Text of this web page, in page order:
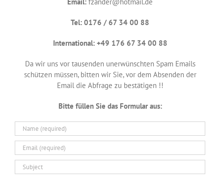
Tel: 0176 / 67 34 00 88
International: +49 176 67 34 00 88
Da wir uns vor tausenden unerwünschten Spam Emails
schützen müssen, bitten wir Sie, vor dem Absenden der
Email die Abfrage zu bestätigen !!
Bitte füllen Sie das Formular aus: